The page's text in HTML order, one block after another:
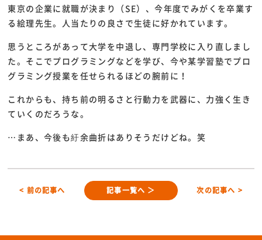
東京の企業に就職が決まり（SE）、今年度でみがくを卒業す
る絵理先生。人当たりの良さで生徒に好かれています。
思うところがあって大学を中退し、専門学校に入り直しまし
た。そこでプログラミングなどを学び、今や某学習塾でプロ
グラミング授業を任せられるほどの腕前に！
これからも、持ち前の明るさと行動力を武器に、力強く生き
ていくのだろうな。
… まあ、今後も紆余曲折はありそうだけどね。笑
< 前の記事へ 記事一覧へ ＞ 次の記事へ >